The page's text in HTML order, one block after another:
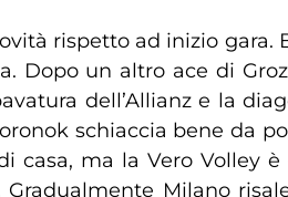
rispetto ad inizio
Dopo un altro ace di
dell’Allianz e la
schiaccia bene da
casa, ma la Vero Volley
Gradualmente Milano